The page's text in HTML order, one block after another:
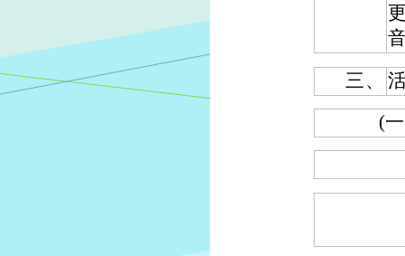
三、
(